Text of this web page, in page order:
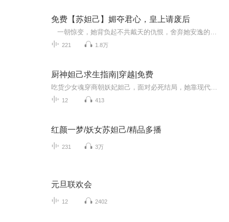
免费【苏妲己】媚夺君心，皇上请废后
221 1.8万
厨神妲己求生指南|穿越|免费
12 413
红颜一梦/妖女苏妲己/精品多播
231 3万
元旦联欢会
12 2402